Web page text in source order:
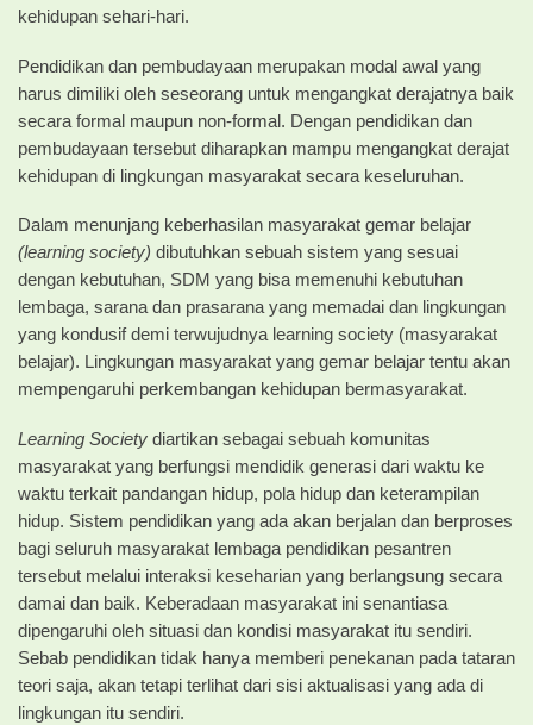
kehidupan sehari-hari.
Pendidikan dan pembudayaan merupakan modal awal yang
harus dimiliki oleh seseorang untuk mengangkat derajatnya baik
secara formal maupun non-formal. Dengan pendidikan dan
pembudayaan tersebut diharapkan mampu mengangkat derajat
kehidupan di lingkungan masyarakat secara keseluruhan.
Dalam menunjang keberhasilan masyarakat gemar belajar
(learning society) dibutuhkan sebuah sistem yang sesuai
dengan kebutuhan, SDM yang bisa memenuhi kebutuhan
lembaga, sarana dan prasarana yang memadai dan lingkungan
yang kondusif demi terwujudnya learning society (masyarakat
belajar). Lingkungan masyarakat yang gemar belajar tentu akan
mempengaruhi perkembangan kehidupan bermasyarakat.
Learning Society diartikan sebagai sebuah komunitas
masyarakat yang berfungsi mendidik generasi dari waktu ke
waktu terkait pandangan hidup, pola hidup dan keterampilan
hidup. Sistem pendidikan yang ada akan berjalan dan berproses
bagi seluruh masyarakat lembaga pendidikan pesantren
tersebut melalui interaksi keseharian yang berlangsung secara
damai dan baik. Keberadaan masyarakat ini senantiasa
dipengaruhi oleh situasi dan kondisi masyarakat itu sendiri.
Sebab pendidikan tidak hanya memberi penekanan pada tataran
teori saja, akan tetapi terlihat dari sisi aktualisasi yang ada di
lingkungan itu sendiri.